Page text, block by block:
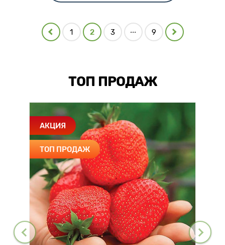
1 2 3 ... 9
ТОП ПРОДАЖ
АКЦИЯ
ТОП ПРОДАЖ